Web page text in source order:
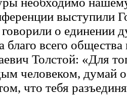
выступили
о единении
благо всего
Толстой: «Для
человеком, думай
что тебя